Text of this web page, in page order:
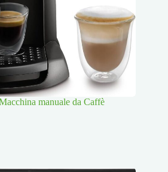
manuale da Caffè